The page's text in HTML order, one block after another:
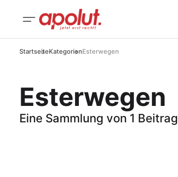
StartseiteKategorienEsterwegen
Esterwegen
Eine Sammlung von 1 Beitrag